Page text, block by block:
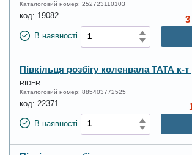
Каталоговий номер: 252723110103
код: 19082
В наявності
3
Півкільця розбігу коленвала ТАТА к-
RIDER
Каталоговий номер: 885403772525
код: 22371
В наявності